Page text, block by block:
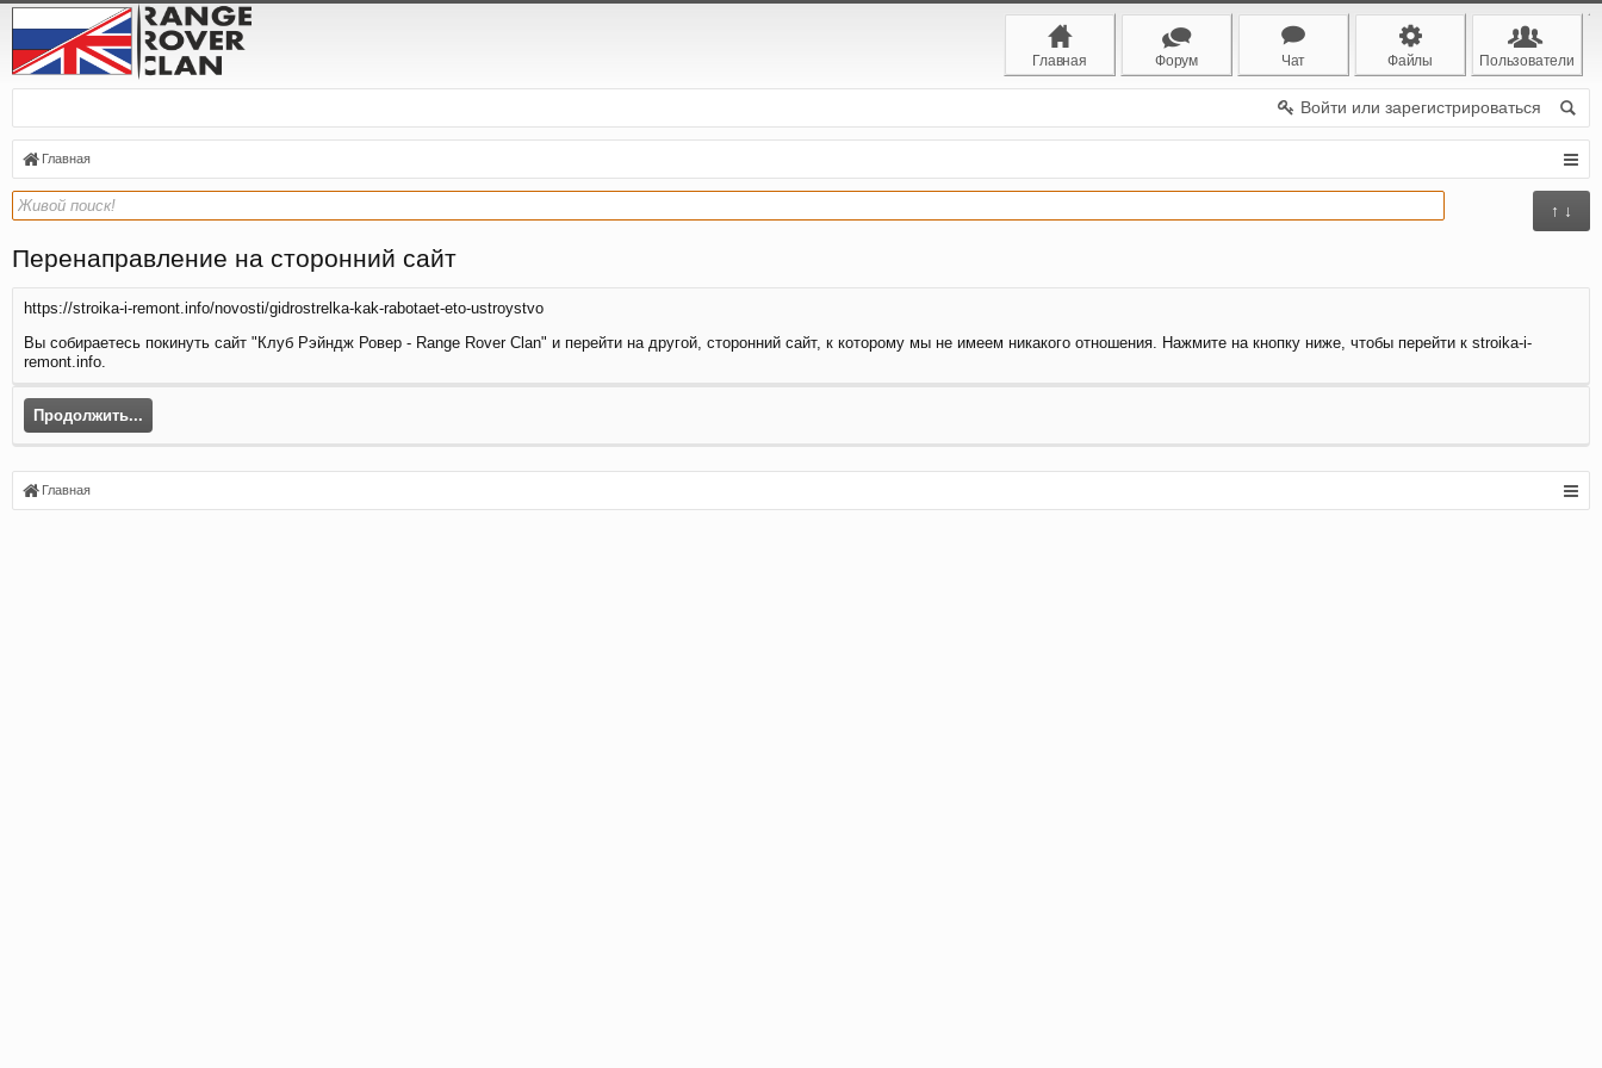
Главная Форум Чат Файлы Пользователи
Войти или зарегистрироваться
Главная
↑ ↓
Перенаправление на сторонний сайт
https://stroika-i-remont.info/novosti/gidrostrelka-kak-rabotaet-eto-ustroystvo
Вы собираетесь покинуть сайт "Клуб Рэйндж Ровер - Range Rover Clan" и перейти на другой, сторонний сайт, к которому мы не имеем никакого отношения. Нажмите на кнопку ниже, чтобы перейти к stroika-i-
remont.info.
Продолжить...
Главная